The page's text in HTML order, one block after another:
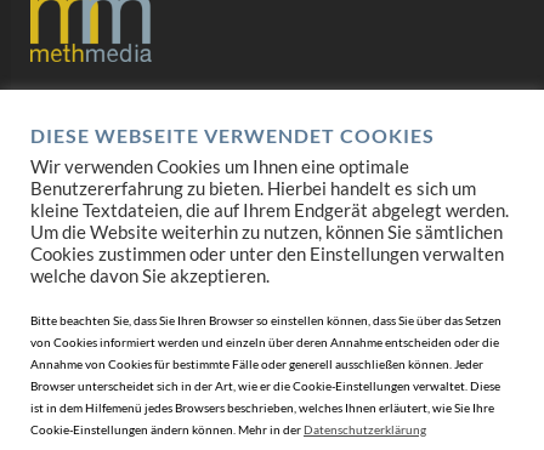
Impressum
AGB
Mediadaten
DIESE WEBSEITE VERWENDET COOKIES
Wir verwenden Cookies um Ihnen eine optimale
Benutzererfahrung zu bieten. Hierbei handelt es sich um
kleine Textdateien, die auf Ihrem Endgerät abgelegt werden.
Um die Website weiterhin zu nutzen, können Sie sämtlichen
Cookies zustimmen oder unter den Einstellungen verwalten
welche davon Sie akzeptieren.
Bitte beachten Sie, dass Sie Ihren Browser so einstellen können, dass Sie über das Setzen
von Cookies informiert werden und einzeln über deren Annahme entscheiden oder die
Annahme von Cookies für bestimmte Fälle oder generell ausschließen können. Jeder
Browser unterscheidet sich in der Art, wie er die Cookie-Einstellungen verwaltet. Diese
ist in dem Hilfemenü jedes Browsers beschrieben, welches Ihnen erläutert, wie Sie Ihre
Cookie-Einstellungen ändern können. Mehr in derDatenschutzerklärung